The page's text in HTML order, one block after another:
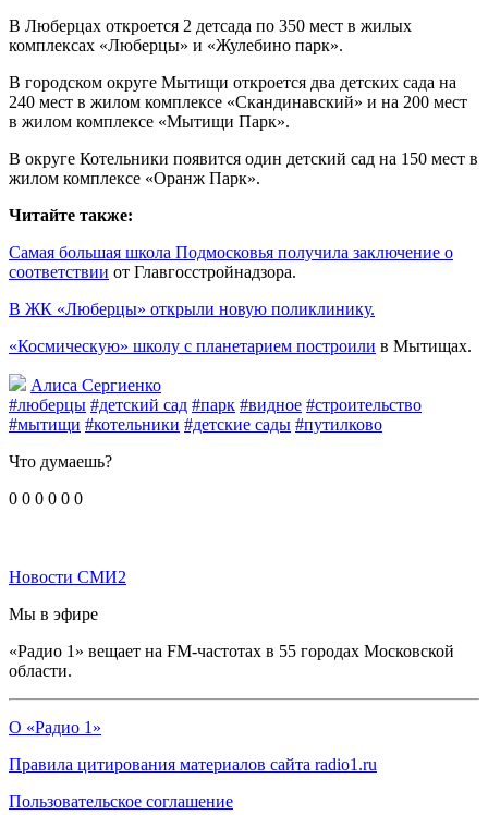
В Люберцах откроется 2 детсада по 350 мест в жилых
комплексах «Люберцы» и «Жулебино парк».
В городском округе Мытищи откроется два детских сада на
240 мест в жилом комплексе «Скандинавский» и на 200 мест
в жилом комплексе «Мытищи Парк».
В округе Котельники появится один детский сад на 150 мест в
жилом комплексе «Оранж Парк».
Читайте также:
Самая большая школа Подмосковья получила заключение о
соответствии от Главгосстройнадзора.
В ЖК «Люберцы» открыли новую поликлинику.
«Космическую» школу с планетарием построили в Мытищах.
Алиса Сергиенко
#люберцы #детский сад #парк #видное #строительство
#мытищи #котельники #детские сады #путилково
Что думаешь?
0 0 0 0 0 0
Новости СМИ2
Мы в эфире
«Радио 1» вещает на FM-частотах в 55 городах Московской
области.
О «Радио 1»
Правила цитирования материалов сайта radio1.ru
Пользовательское соглашение